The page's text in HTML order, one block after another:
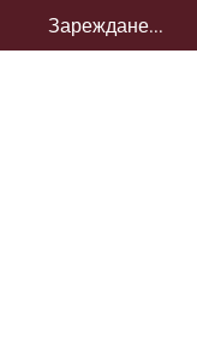
Зареждане...